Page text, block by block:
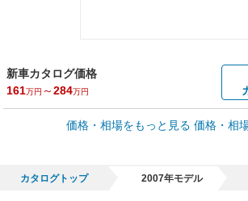
新車カタログ価格
161万円 ～284万円
車買取価格 *価格・相場をもっと見る 価格・相
カタログトップ 2007年モデル